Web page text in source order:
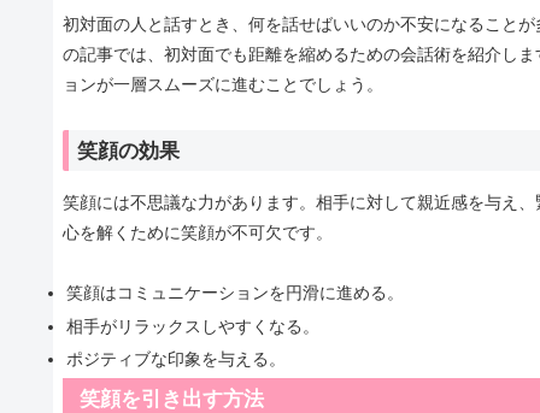
初対面の人と話すとき、何を話せばいいのか不安になること
の記事では、初対面でも距離を縮めるための会話術を紹介し
ョンが一層スムーズに進むことでしょう。
笑顔の効果
笑顔には不思議な力があります。相手に対して親近感を与え
心を解くために笑顔が不可欠です。
笑顔はコミュニケーションを円滑に進める。
相手がリラックスしやすくなる。
ポジティブな印象を与える。
笑顔を引き出す方法